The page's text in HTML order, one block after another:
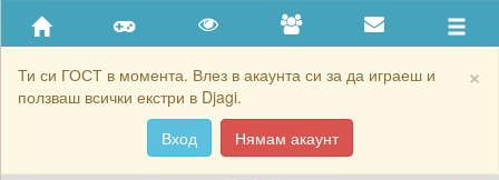
×
Ти си ГОСТ в момента. Влез в акаунта си за да играеш и
ползваш всички екстри в Djagi.
Вход
Нямам акаунт
Приятели
Хронология на игри